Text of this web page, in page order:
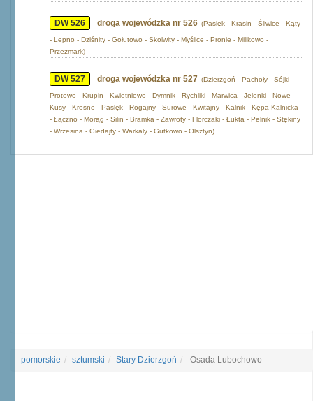
DW 526 droga wojewódzka nr 526 (Pasłęk - Krasin - Śliwice - Kąty
- Lepno - Dziśnity - Gołutowo - Skolwity - Myślice - Pronie - Milikowo -
Przezmark)
DW 527 droga wojewódzka nr 527 (Dzierzgoń - Pachoły - Sójki -
Protowo - Krupin - Kwietniewo - Dymnik - Rychliki - Marwica - Jelonki - Nowe
Kusy - Krosno - Pasłęk - Rogajny - Surowe - Kwitajny - Kalnik - Kępa Kalnicka
- Łączno - Morąg - Silin - Bramka - Zawroty - Florczaki - Łukta - Pelnik - Stękiny
- Wrzesina - Giedajty - Warkały - Gutkowo - Olsztyn)
pomorskie sztumski Stary Dzierzgoń Osada Lubochowo